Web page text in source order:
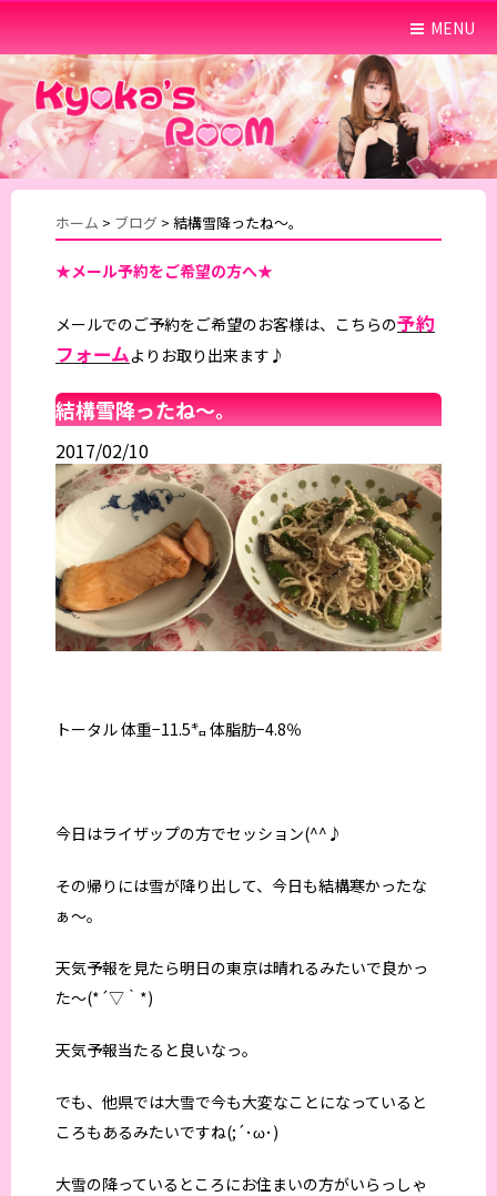
MENU
ホーム > ブログ > 結構雪降ったね～。
★メール予約をご希望の方へ★
メールでのご予約をご希望のお客様は、こちらの予約
フォームよりお取り出来ます♪
結構雪降ったね～。
2017/02/10
トータル 体重−11.5㌔ 体脂肪−4.8％
今日はライザップの方でセッション(^^♪
その帰りには雪が降り出して、今日も結構寒かったな
ぁ～。
天気予報を見たら明日の東京は晴れるみたいで良かっ
た～(*´▽｀*)
天気予報当たると良いなっ。
でも、他県では大雪で今も大変なことになっていると
ころもあるみたいですね(;´･ω･)
大雪の降っているところにお住まいの方がいらっしゃ